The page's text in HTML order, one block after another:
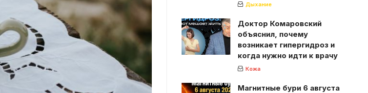
Дыхание
Доктор Комаровский
объяснил, почему
возникает гипергидроз и
когда нужно идти к врачу
Кожа
Магнитные бури 6 августа